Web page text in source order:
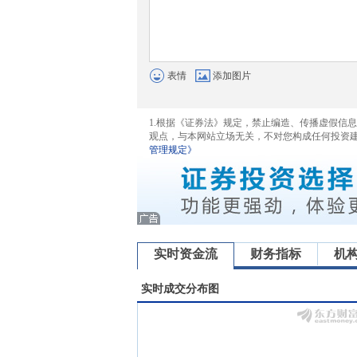
表情 添加图片
1.根据《证券法》规定，禁止编造、传播虚假信
观点，与本网站立场无关，不对您构成任何投资
管理规定》
实时资金流 财务指标 机
实时成交分布图